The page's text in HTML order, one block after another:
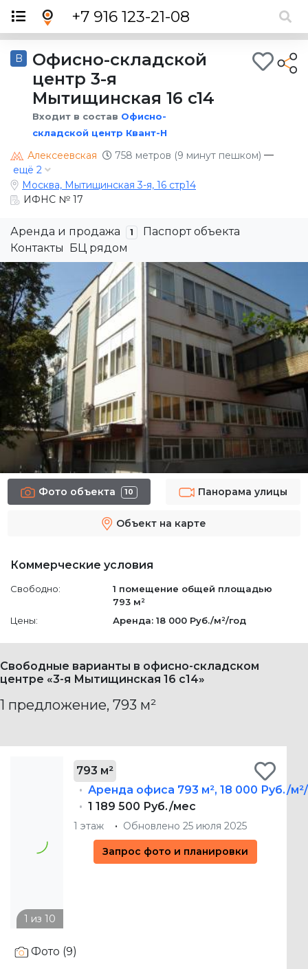
+7 916 123-21-08
B
Офисно-складской
центр 3-я
Мытищинская 16 c14
Входит в состав Офисно-
складской центр Квант-Н
Алексеевская 758 метров (9 минут пешком) —
ещё 2
Москва, Мытищинская 3-я, 16 стр14
ИФНС № 17
Аренда и продажа 1
Паспорт объекта
Контакты
БЦ рядом
Фото объекта 10 Панорама улицы
Объект на карте
Коммерческие условия
Свободно: 1 помещение общей площадью
793 м²
Цены:
Аренда: 18 000 Руб./м²/год
Свободные варианты в офисно-складском
центре «3-я Мытищинская 16 c14»
1 предложение, 793 м²
793 м²
Аренда офиса 793 м²,18 000 Руб./
1 189 500 Руб./мес
1 этаж Обновлено 25 июля 2025
Запрос фото и планировки
центре «3-я Мытищинская 16 c14» были скрыты